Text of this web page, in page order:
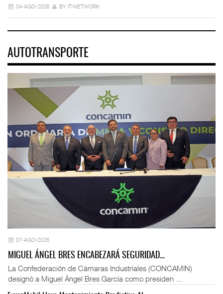
04-AGO-2026 BY IT-NETWORK
AUTOTRANSPORTE
07-AGO-2026
MIGUEL ÁNGEL BRES ENCABEZARÁ SEGURIDAD…
La Confederación de Cámaras Industriales (CONCAMIN)
designó a Miguel Ángel Bres García como presiden ...